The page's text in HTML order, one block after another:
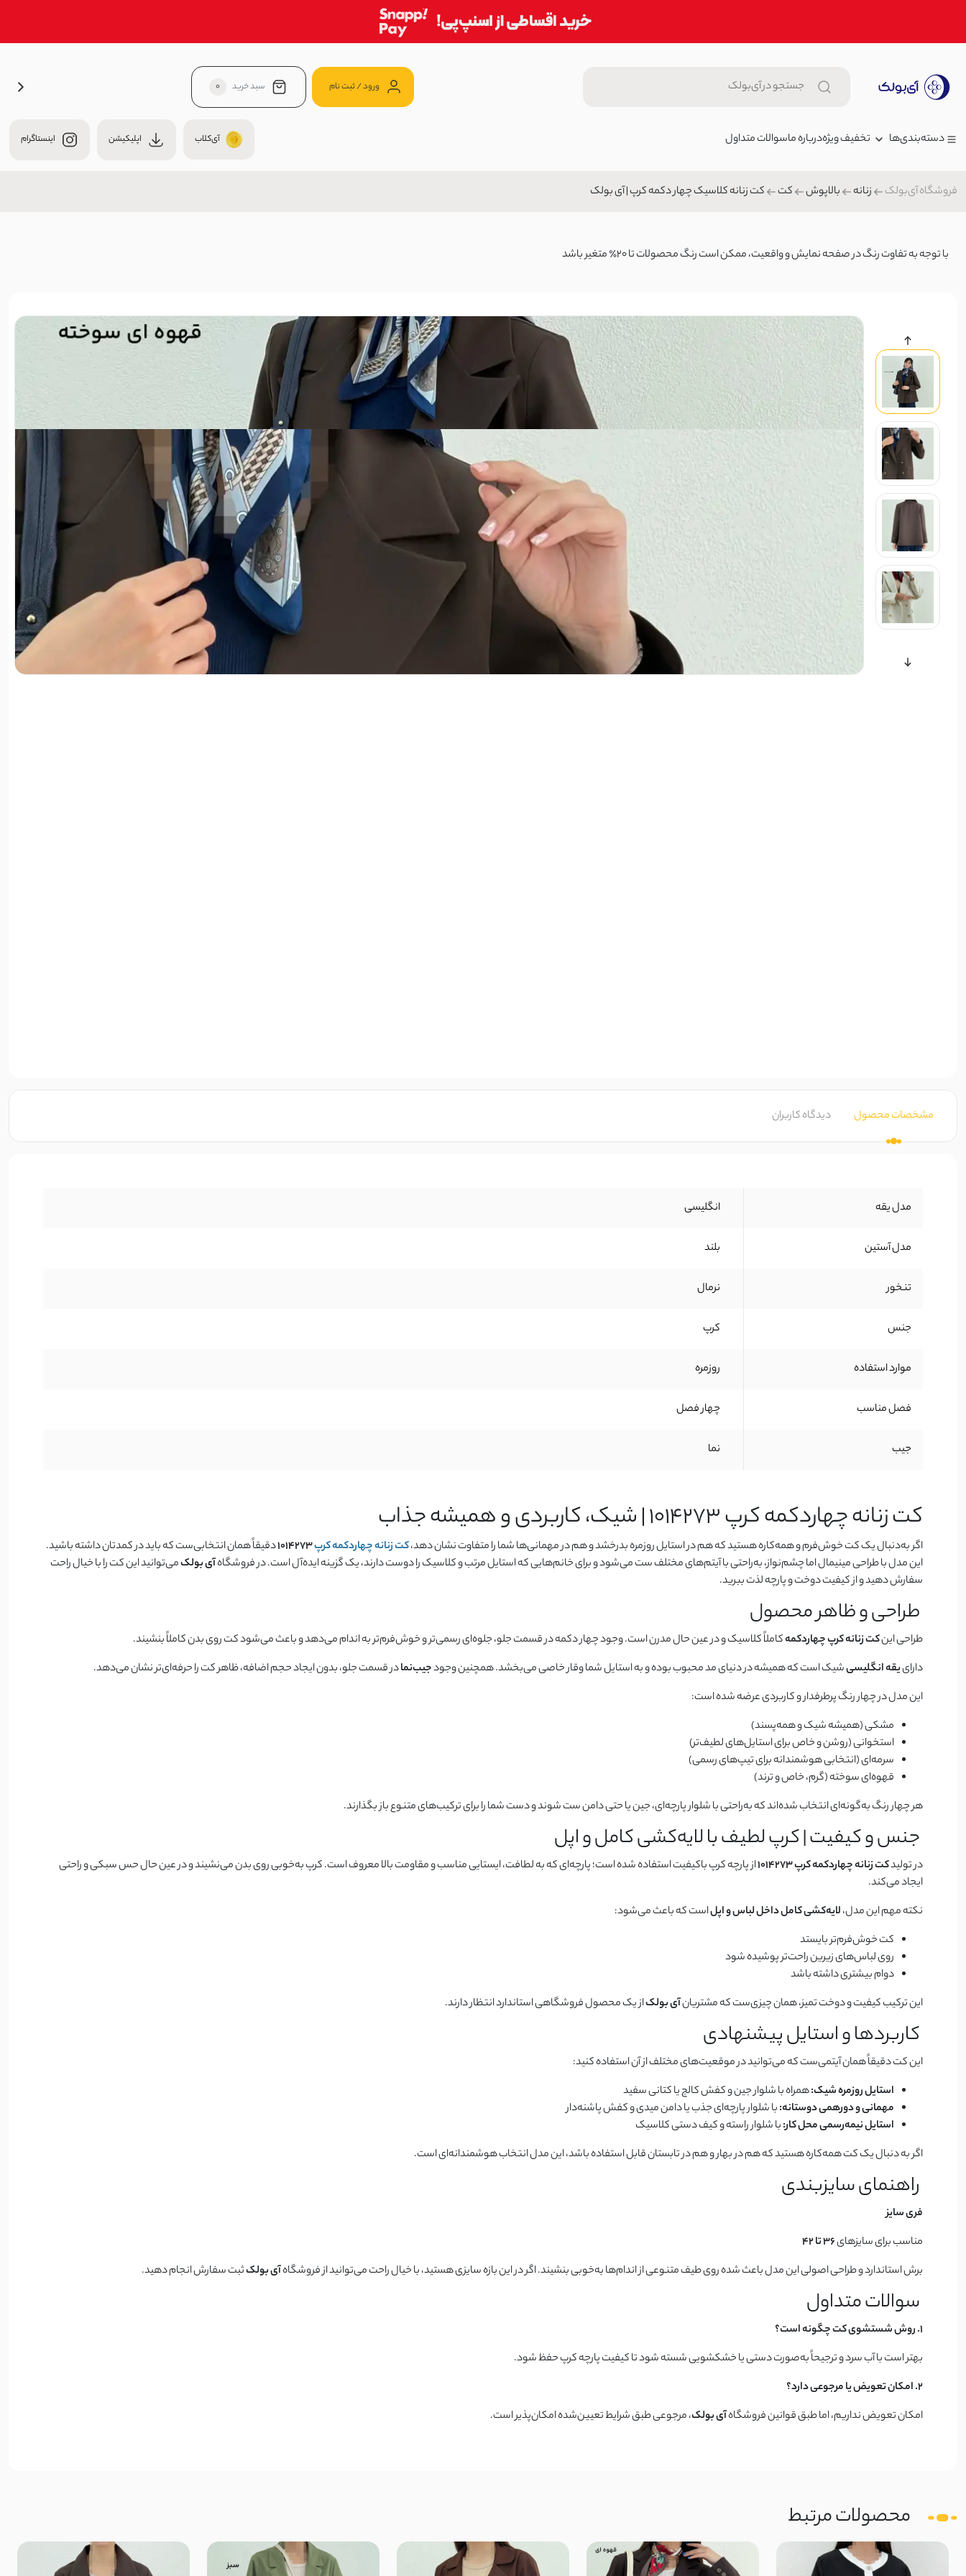
تل سر زنانه ساتن | آی بولک
299,000 تومان
استایل تابستانی ترند ۱۴۰۵
استایل ترند و لباس عید زنانه 1405
مد و استایل
ورود / ثبت نام سبد خرید 0
دسته‌بندی‌ها
زنانه
بچگانه
حراجی
تخفیف ویژهدرباره ماسوالات متداول آی‌کلاب اپلیکیشن اینستاگرام
فروشگاه آی‌بولک زنانه بالاپوش کت کت زنانه کلاسیک چهار دکمه کرپ | آی بولک
با توجه به تفاوت رنگ در صفحه نمایش و واقعیت، ممکن است رنگ محصولات تا ۲۰٪ متغیر باشد
مشخصات محصول دیدگاه کاربران
مدل یقه انگلیسی
مدل آستین بلند
تنخور نرمال
جنس کرپ
موارد استفاده روزمره
فصل مناسب چهار فصل
جیب نما
کت زنانه چهاردکمه کرپ 1014273 | شیک، کاربردی و همیشه جذاب
اگر به‌دنبال یک کت خوش‌فرم و همه‌کاره هستید که هم در استایل روزمره بدرخشد و هم در مهمانی‌ها شما را متفاوت نشان دهد،کت زنانه چهاردکمه کرپ
دقیقاً همان انتخابی‌ست که باید در کمدتان داشته باشید.
این مدل با طراحی مینیمال اما چشم‌نواز، به‌راحتی با آیتم‌های مختلف ست می‌شود و برای خانم‌هایی که استایل مرتب و کلاسیک را دوست دارند، یک گزینه ایده‌آل است. در فروشگاهآی بولکمی‌توانید این کت را با خیال راحت
سفارش دهید و از کیفیت دوخت و پارچه لذت ببرید.
طراحی و ظاهر محصول
طراحی اینکت زنانه کرپ چهاردکمهکاملاً کلاسیک و در عین حال مدرن است. وجود چهار دکمه در قسمت جلو، جلوه‌ای رسمی‌تر و خوش‌فرم‌تر به اندام می‌دهد و باعث می‌شود کت روی بدن کاملاً بنشیند.
داراییقه انگلیسیشیک است که همیشه در دنیای مد محبوب بوده و به استایل شما وقار خاصی می‌بخشد. همچنین وجودجیب‌نمادر قسمت جلو، بدون ایجاد حجم اضافه، ظاهر کت را حرفه‌ای‌تر نشان می‌دهد.
این مدل در چهار رنگ پرطرفدار و کاربردی عرضه شده است:
مشکی (همیشه شیک و همه‌پسند)
استخوانی (روشن و خاص برای استایل‌های لطیف‌تر)
سرمه‌ای (انتخابی هوشمندانه برای تیپ‌های رسمی)
قهوه‌ای سوخته (گرم، خاص و ترند)
هر چهار رنگ به‌گونه‌ای انتخاب شده‌اند که به‌راحتی با شلوار پارچه‌ای، جین یا حتی دامن ست شوند و دست شما را برای ترکیب‌های متنوع باز بگذارند.
جنس و کیفیت | کرپ لطیف با لایه‌کشی کامل و اپل
در تولیدکت زنانه چهاردکمه کرپ 1014273
از پارچه کرپ باکیفیت استفاده شده است؛ پارچه‌ای که به لطافت، ایستایی مناسب و مقاومت بالا معروف است. کرپ به‌خوبی روی بدن می‌نشیند و در عین حال حس سبکی و راحتی
ایجاد می‌کند.
نکته مهم این مدل،لایه‌کشی کامل داخل لباس و اپلاست که باعث می‌شود:
کت خوش‌فرم‌تر بایستد
روی لباس‌های زیرین راحت‌تر پوشیده شود
دوام بیشتری داشته باشد
این ترکیب کیفیت و دوخت تمیز، همان چیزی‌ست که مشتریانآی بولکاز یک محصول فروشگاهی استاندارد انتظار دارند.
کاربردها و استایل پیشنهادی
این کت دقیقاً همان آیتمی‌ست که می‌توانید در موقعیت‌های مختلف از آن استفاده کنید:
استایل روزمره شیک:همراه با شلوار جین و کفش کالج یا کتانی سفید
مهمانی و دورهمی دوستانه:با شلوار پارچه‌ای جذب یا دامن میدی و کفش پاشنه‌دار
استایل نیمه‌رسمی محل کار:با شلوار راسته و کیف دستی کلاسیک
اگر به دنبال یک کت همه‌کاره هستید که هم در بهار و هم در تابستان قابل استفاده باشد، این مدل انتخاب هوشمندانه‌ای است.
راهنمای سایزبندی
فری سایز
مناسب برای سایزهای36 تا 42
برش استاندارد و طراحی اصولی این مدل باعث شده روی طیف متنوعی از اندام‌ها به‌خوبی بنشیند. اگر در این بازه سایزی هستید، با خیال راحت می‌توانید از فروشگاهآی بولکثبت سفارش انجام دهید.
سوالات متداول
1. روش شستشوی کت چگونه است؟
بهتر است با آب سرد و ترجیحاً به‌صورت دستی یا خشکشویی شسته شود تا کیفیت پارچه کرپ حفظ شود.
2. امکان تعویض یا مرجوعی دارد؟
امکان تعویض نداریم، اما طبق قوانین فروشگاهآی بولک، مرجوعی طبق شرایط تعیین‌شده امکان‌پذیر است.
محصولات مرتبط